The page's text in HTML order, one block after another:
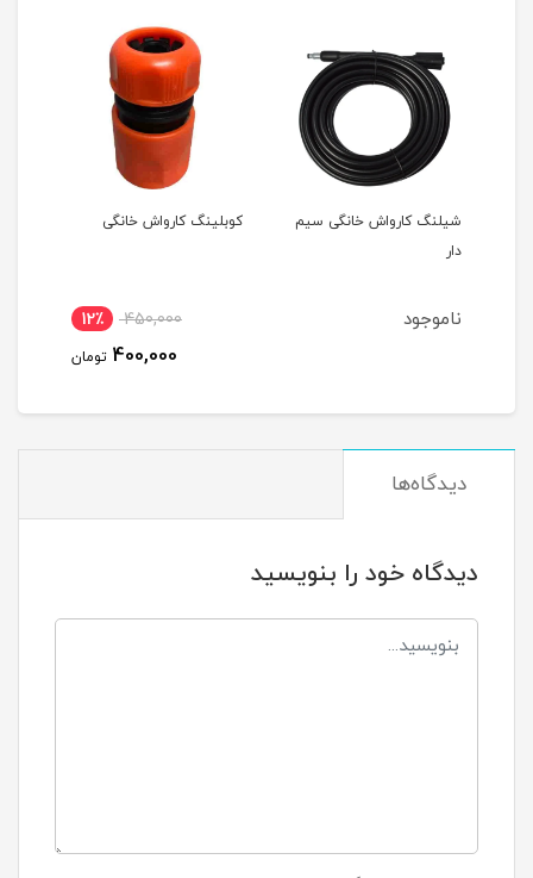
شیلنگ کارواش خانگی سیم
دار
ناموجود
کوبلینگ کارواش خانگی
450,000 12٪
400,000 تومان
دیدگاه‌ها
دیدگاه خود را بنویسید